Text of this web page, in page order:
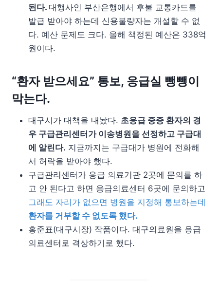
된다. 대행사인 부산은행에서 후불 교통카드를
발급 받아야 하는데 신용불량자는 개설할 수 없
다. 예산 문제도 크다. 올해 책정된 예산은 338억
원이다.
“환자 받으세요” 통보, 응급실 뺑뺑이
막는다.
대구시가 대책을 내놨다. 초응급 중증 환자의 경
우 구급관리센터가 이송병원을 선정하고 구급대
에 알린다. 지금까지는 구급대가 병원에 전화해
서 허락을 받아야 했다.
구급관리센터가 응급 의료기관 2곳에 문의를 하
고 안 된다고 하면 응급의료센터 6곳에 문의하고
그래도 자리가 없으면 병원을 지정해 통보하는데
환자를 거부할 수 없도록 했다.
홍준표(대구시장) 작품이다. 대구의료원을 응급
의료센터로 격상하기로 했다.